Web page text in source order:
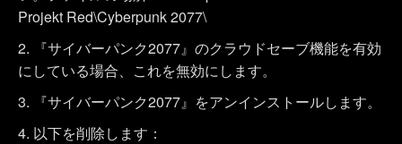
Projekt Red\Cyberpunk 2077\
『サイバーパンク2077』のクラウドセーブ機能を有効
にしている場合、これを無効にします。
『サイバーパンク2077』をアンインストールします。
以下を削除します：